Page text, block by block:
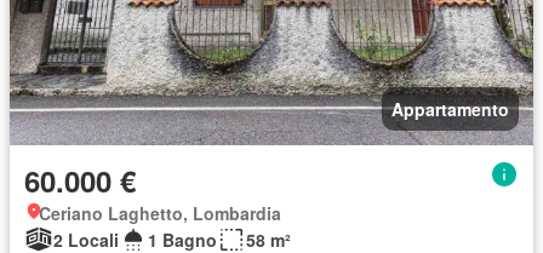
Appartamento
60.000 €
Ceriano Laghetto, Lombardia
2 Locali
1 Bagno 58 m²